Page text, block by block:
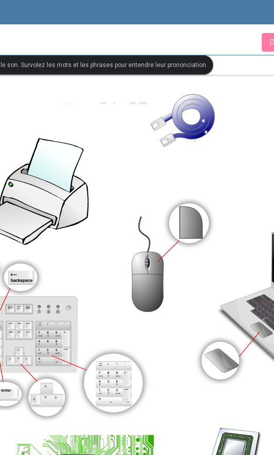
son. Survolez les mots et les phrases pour entendre leur prononciation.